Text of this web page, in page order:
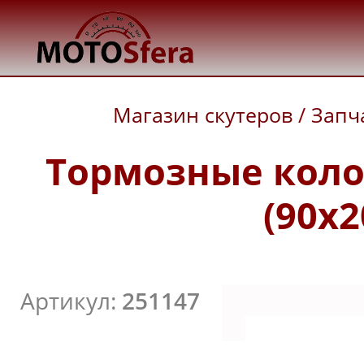
Магазин скутеров /
Тормозные
Артикул: 251147